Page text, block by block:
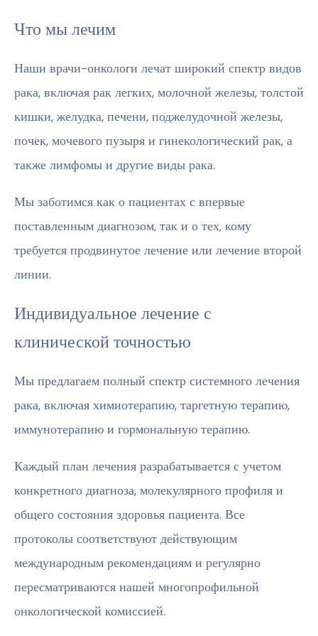
Что мы лечим
Наши врачи-онкологи лечат широкий спектр видов
рака, включая рак легких, молочной железы, толстой
кишки, желудка, печени, поджелудочной железы,
почек, мочевого пузыря и гинекологический рак, а
также лимфомы и другие виды рака.
Мы заботимся как о пациентах с впервые
поставленным диагнозом, так и о тех, кому
требуется продвинутое лечение или лечение второй
линии.
Индивидуальное лечение с
клинической точностью
Мы предлагаем полный спектр системного лечения
рака, включая химиотерапию, таргетную терапию,
иммунотерапию и гормональную терапию.
Каждый план лечения разрабатывается с учетом
конкретного диагноза, молекулярного профиля и
общего состояния здоровья пациента. Все
протоколы соответствуют действующим
международным рекомендациям и регулярно
пересматриваются нашей многопрофильной
онкологической комиссией.